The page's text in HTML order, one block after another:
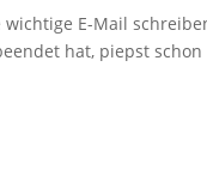
E-Mail
hat, piepst